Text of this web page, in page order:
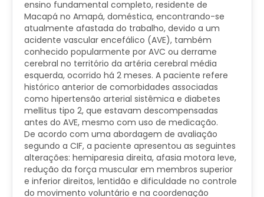
ensino fundamental completo, residente de
Macapá no Amapá, doméstica, encontrando-se
atualmente afastada do trabalho, devido a um
acidente vascular encefálico (AVE), também
conhecido popularmente por AVC ou derrame
cerebral no território da artéria cerebral média
esquerda, ocorrido há 2 meses. A paciente refere
histórico anterior de comorbidades associadas
como hipertensão arterial sistêmica e diabetes
mellitus tipo 2, que estavam descompensadas
antes do AVE, mesmo com uso de medicação.
De acordo com uma abordagem de avaliação
segundo a CIF, a paciente apresentou as seguintes
alterações: hemiparesia direita, afasia motora leve,
redução da força muscular em membros superior
e inferior direitos, lentidão e dificuldade no controle
do movimento voluntário e na coordenação